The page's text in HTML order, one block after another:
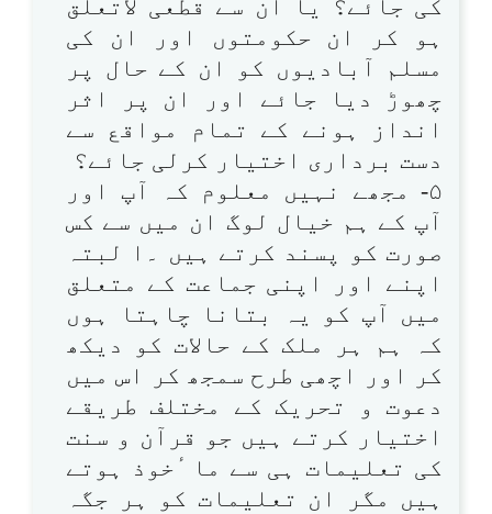
کی جائے؟ یا ان سے قطعی لاتعلق
ہو کر ان حکومتوں اور ان کی
مسلم آبادیوں کو ان کے حال پر
چھوڑ دیا جائے اور ان پر اثر
انداز ہونے کے تمام مواقع سے
دست برداری اختیار کرلی جائے؟
۵- مجھے نہیں معلوم کہ آپ اور
آپ کے ہم خیال لوگ ان میں سے کس
صورت کو پسند کرتے ہیں ۔ا لبتہ
اپنے اور اپنی جماعت کے متعلق
میں آپ کو یہ بتانا چاہتا ہوں
کہ ہم ہر ملک کے حالات کو دیکھ
کر اور اچھی طرح سمجھ کر اس میں
دعوت و تحریک کے مختلف طریقے
اختیار کرتے ہیں جو قرآن و سنت
کی تعلیمات ہی سے ما ٔخوذ ہوتے
ہیں مگر ان تعلیمات کو ہر جگہ